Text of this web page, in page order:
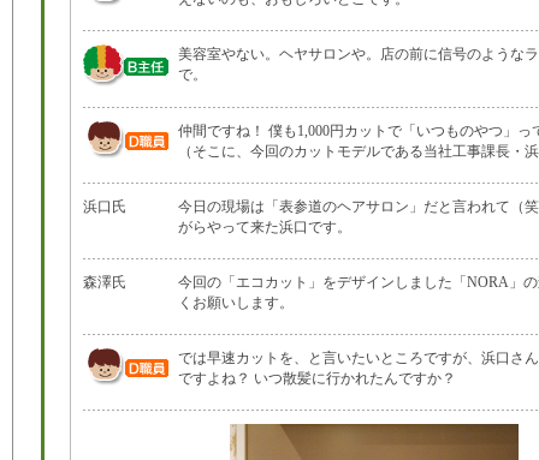
美容室やない。ヘヤサロンや。店の前に信号のような
で。
仲間ですね！ 僕も1,000円カットで「いつものやつ」っ
（そこに、今回のカットモデルである当社工事課長・
浜口氏
今日の現場は「表参道のヘアサロン」だと言われて（
がらやって来た浜口です。
森澤氏
今回の「エコカット」をデザインしました「NORA」
くお願いします。
では早速カットを、と言いたいところですが、浜口さ
ですよね？ いつ散髪に行かれたんですか？